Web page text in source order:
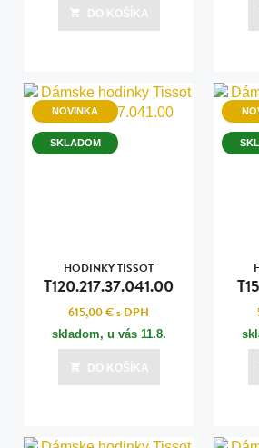
DO KOŠÍKA
NOVINKA
SKLADOM
HODINKY TISSOT
T120.217.37.041.00
615,00 €s DPH
skladom, u vás 11.8.
DO KOŠÍKA